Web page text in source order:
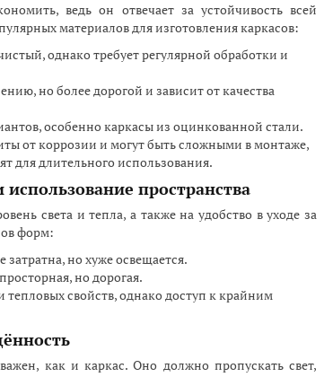
ведь он отвечает за устойчивость всей
материалов для изготовления каркасов:
однако требует регулярной обработки и
но более дорогой и зависит от качества
особенно каркасы из оцинкованной стали.
от коррозии и могут быть сложными в монтаже,
для длительного использования.
пространства
света и тепла, а также на удобство в уходе за
форм:
но хуже освещается.
но дорогая.
тепловых свойств, однако доступ к крайним
как и каркас. Оно должно пропускать свет,